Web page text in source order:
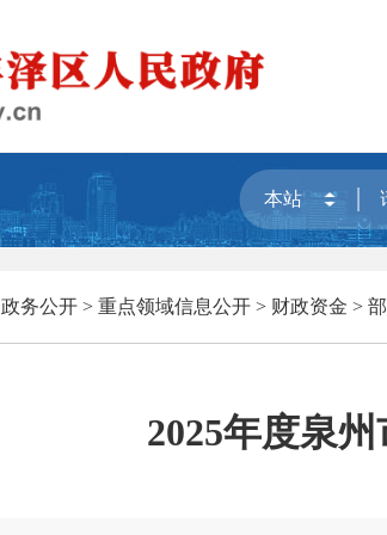
政务公开> 重点领域信息公开> 财政资金 >
2025年度泉